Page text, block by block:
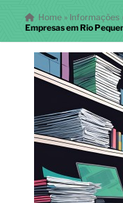
Home» Informações
Empresas em Rio